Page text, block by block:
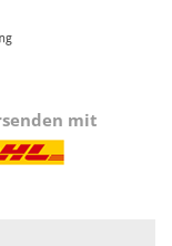
mit